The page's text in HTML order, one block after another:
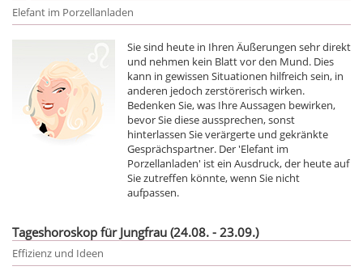
Elefant im Porzellanladen
Sie sind heute in Ihren Äußerungen sehr direkt
und nehmen kein Blatt vor den Mund. Dies
kann in gewissen Situationen hilfreich sein, in
anderen jedoch zerstörerisch wirken.
Bedenken Sie, was Ihre Aussagen bewirken,
bevor Sie diese aussprechen, sonst
hinterlassen Sie verärgerte und gekränkte
Gesprächspartner. Der 'Elefant im
Porzellanladen' ist ein Ausdruck, der heute auf
Sie zutreffen könnte, wenn Sie nicht
aufpassen.
Tageshoroskop für Jungfrau (24.08. - 23.09.)
Effizienz und Ideen